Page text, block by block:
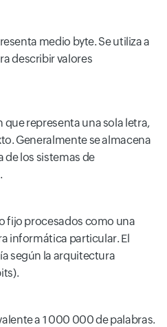
medio byte. Se utiliza a
describir valores
representa una sola letra,
Generalmente se almacena
de los sistemas de
fijo procesados como una
informática particular. El
según la arquitectura
a 1 000 000 de palabras.